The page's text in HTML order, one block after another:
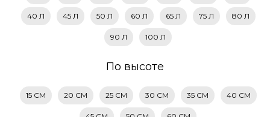
40 Л 45 Л 50 Л 60 Л 65 Л 75 Л 80 Л
90 Л 100 Л
По высоте
15 СМ 20 СМ 25 СМ 30 СМ 35 СМ 40 СМ